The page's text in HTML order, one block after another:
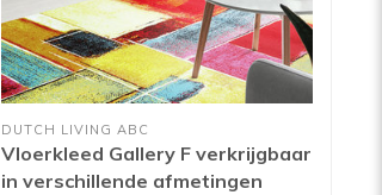
DUTCH LIVING ABC
Vloerkleed Gallery F verkrijgbaar
in verschillende afmetingen